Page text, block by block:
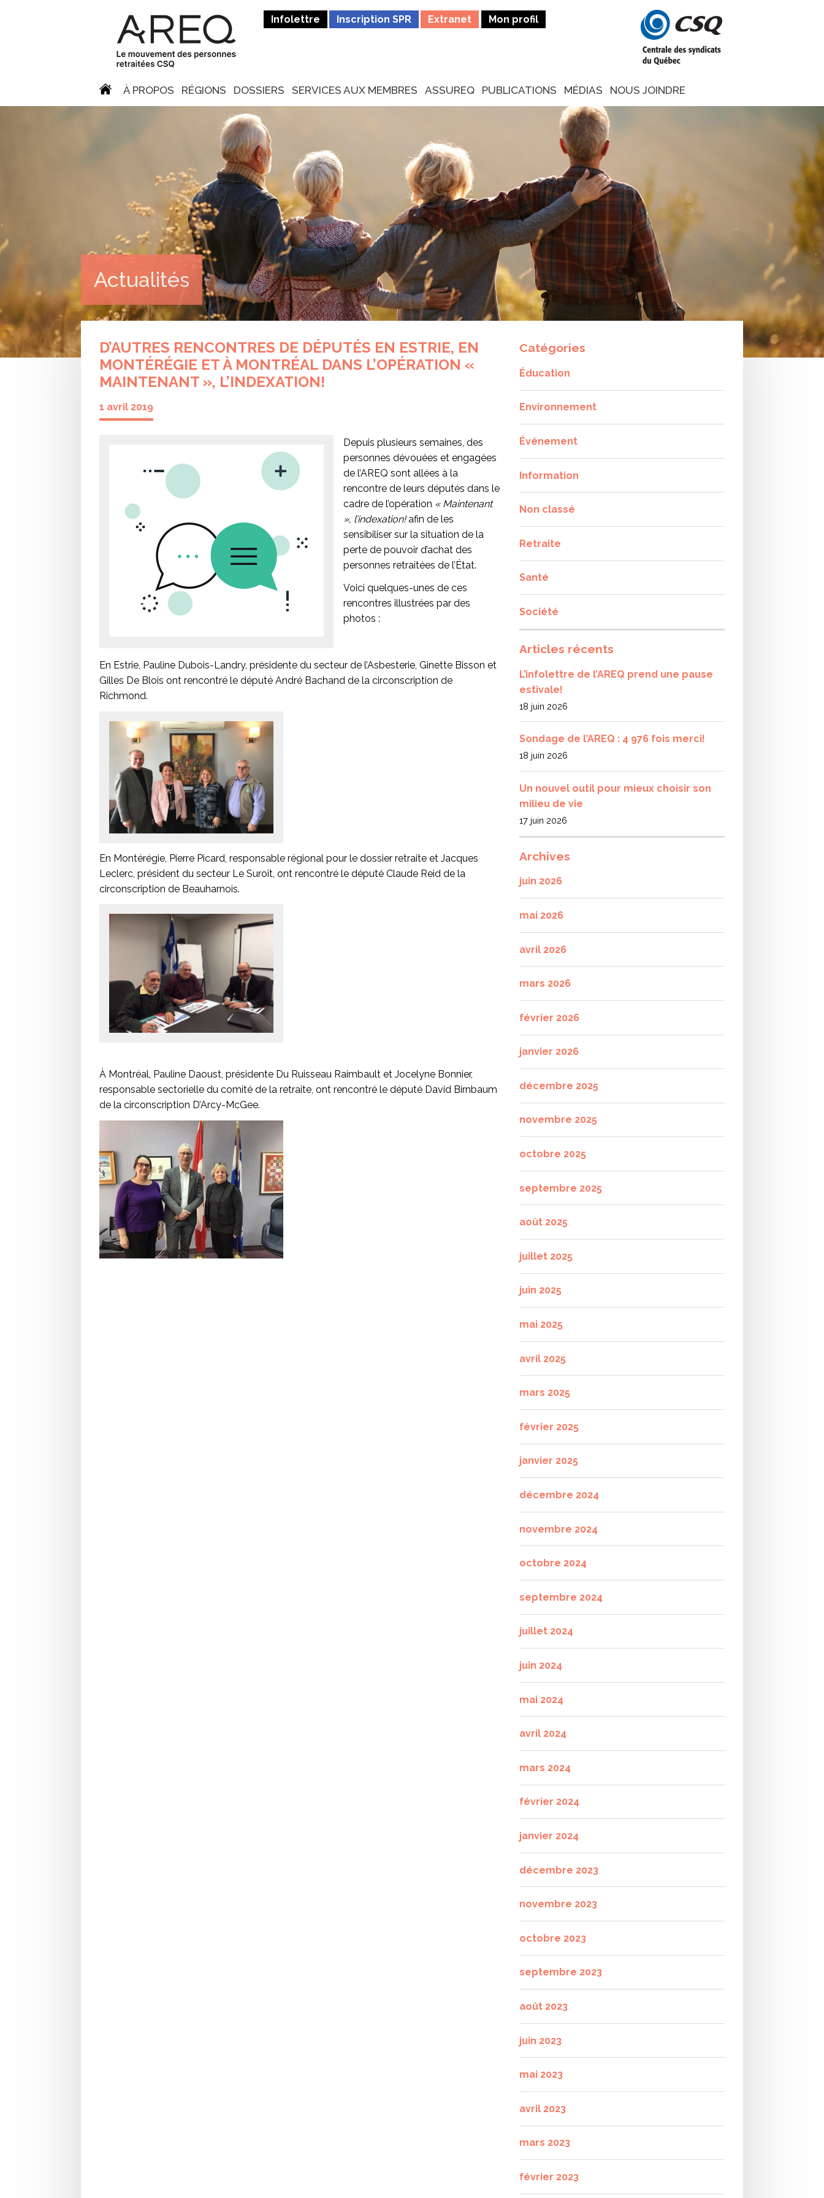
Infolettre Inscription SPR Extranet Mon profil
À PROPOS RÉGIONS DOSSIERS SERVICES AUX MEMBRES ASSUREQ PUBLICATIONS MÉDIAS NOUS JOINDRE
Actualités
D’AUTRES RENCONTRES DE DÉPUTÉS EN ESTRIE, EN
MONTÉRÉGIE ET À MONTRÉAL DANS L’OPÉRATION «
MAINTENANT », L’INDEXATION!
1 avril 2019
Depuis plusieurs semaines, des
personnes dévouées et engagées
de l’AREQ sont allées à la
rencontre de leurs députés dans le
cadre de l’opération « Maintenant
», l’indexation!afin de les
sensibiliser sur la situation de la
perte de pouvoir d’achat des
personnes retraitées de l’État.
Voici quelques-unes de ces
rencontres illustrées par des
photos :
En Estrie, Pauline Dubois-Landry, présidente du secteur de l’Asbesterie, Ginette Bisson et
Gilles De Blois ont rencontré le député André Bachand de la circonscription de
Richmond.
En Montérégie, Pierre Picard, responsable régional pour le dossier retraite et Jacques
Leclerc, président du secteur Le Suroît, ont rencontré le député Claude Reid de la
circonscription de Beauharnois.
À Montréal, Pauline Daoust, présidente Du Ruisseau Raimbault et Jocelyne Bonnier,
responsable sectorielle du comité de la retraite, ont rencontré le député David Birnbaum
de la circonscription D’Arcy-McGee.
Catégories
Éducation
Environnement
Événement
Information
Non classé
Retraite
Santé
Société
Articles récents
L’infolettre de l’AREQ prend une pause
estivale!
18 juin 2026
Sondage de l’AREQ : 4 976 fois merci!
18 juin 2026
Un nouvel outil pour mieux choisir son
milieu de vie
17 juin 2026
Archives
juin 2026
mai 2026
avril 2026
mars 2026
février 2026
janvier 2026
décembre 2025
novembre 2025
octobre 2025
septembre 2025
août 2025
juillet 2025
juin 2025
mai 2025
avril 2025
mars 2025
février 2025
janvier 2025
décembre 2024
novembre 2024
octobre 2024
septembre 2024
juillet 2024
juin 2024
mai 2024
avril 2024
mars 2024
février 2024
janvier 2024
décembre 2023
novembre 2023
octobre 2023
septembre 2023
août 2023
juin 2023
mai 2023
avril 2023
mars 2023
février 2023